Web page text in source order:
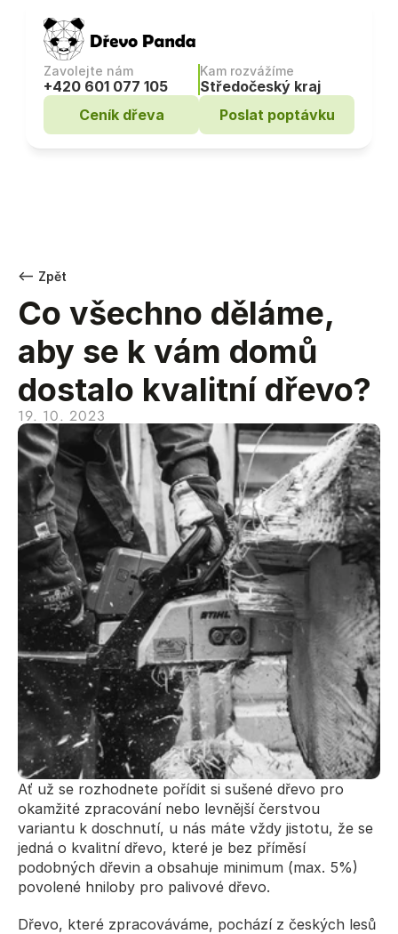
<– Zpět
Co všechno děláme,
aby se k vám domů
dostalo kvalitní dřevo?
19. 10. 2023
Ať už se rozhodnete pořídit si sušené dřevo pro
okamžité zpracování nebo levnější čerstvou
variantu k doschnutí, u nás máte vždy jistotu, že se
jedná o kvalitní dřevo, které je bez příměsí
podobných dřevin a obsahuje minimum (max. 5%)
povolené hniloby pro palivové dřevo.
Dřevo, které zpracováváme, pochází z českých lesů
Zavolejte nám
+420 601 077 105
Kam rozvážíme
Středočeský kraj
Ceník dřeva
Poslat poptávku